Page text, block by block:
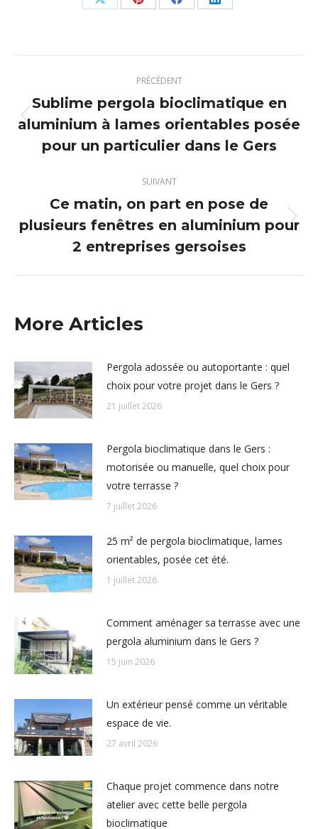
Partager
X
Partager
Pinterest
Partager
Facebook
Partager
LinkedIn
article
PRÉCÉDENT
Article
précédent
Sublime pergola bioclimatique en
aluminium à lames orientables posée
pour un particulier dans le Gers
SUIVANT
Article
suivant
Ce matin, on part en pose de
plusieurs fenêtres en aluminium pour
2 entreprises gersoises
More Articles
Pergola adossée ou autoportante : quel
choix pour votre projet dans le Gers ?
21 juillet 2026
Pergola bioclimatique dans le Gers :
motorisée ou manuelle, quel choix pour
votre terrasse ?
7 juillet 2026
25 m² de pergola bioclimatique, lames
orientables, posée cet été.
1 juillet 2026
Comment aménager sa terrasse avec une
pergola aluminium dans le Gers ?
15 juin 2026
Un extérieur pensé comme un véritable
espace de vie.
27 avril 2026
Chaque projet commence dans notre
atelier avec cette belle pergola
bioclimatique